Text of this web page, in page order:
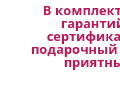
В
подарочный